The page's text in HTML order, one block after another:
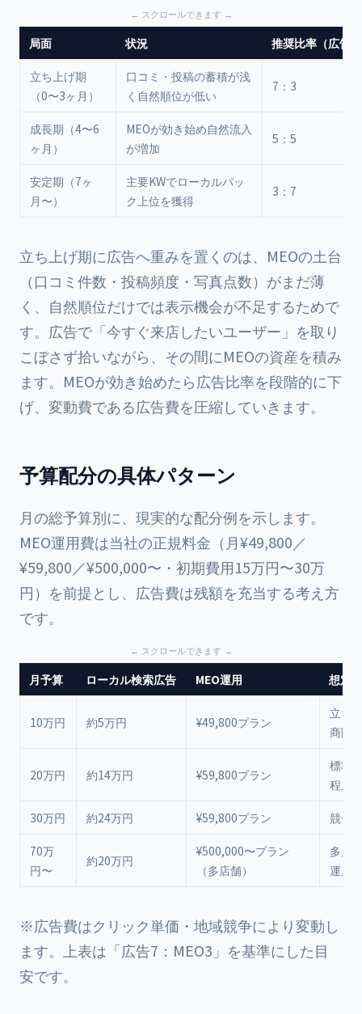
局面 状況 推奨比率（広告
立ち上げ期
（0〜3ヶ月）
口コミ・投稿の蓄積が浅
く自然順位が低い
7：3
成長期（4〜6
ヶ月）
MEOが効き始め自然流入
が増加
5：5
安定期（7ヶ
月〜）
主要KWでローカルパッ
ク上位を獲得
3：7
立ち上げ期に広告へ重みを置くのは、MEOの土台
（口コミ件数・投稿頻度・写真点数）がまだ薄
く、自然順位だけでは表示機会が不足するためで
す。広告で「今すぐ来店したいユーザー」を取り
こぼさず拾いながら、その間にMEOの資産を積み
ます。MEOが効き始めたら広告比率を段階的に下
げ、変動費である広告費を圧縮していきます。
予算配分の具体パターン
月の総予算別に、現実的な配分例を示します。
MEO運用費は当社の正規料金（月¥49,800／
¥59,800／¥500,000〜・初期費用15万円〜30万
円）を前提とし、広告費は残額を充当する考え方
です。
月予算 ローカル検索広告 MEO運用 想定
10万円 約5万円 ¥49,800プラン
立ち
商圏
20万円 約14万円 ¥59,800プラン
標準
程度
30万円 約24万円 ¥59,800プラン 競合
70万
円〜
約20万円
¥500,000〜プラン
（多店舗）
多店
運用
※広告費はクリック単価・地域競争により変動し
ます。上表は「広告7：MEO3」を基準にした目
安です。